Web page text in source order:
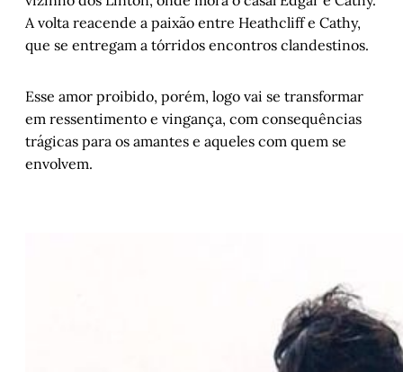
A volta reacende a paixão entre Heathcliff e Cathy,
que se entregam a tórridos encontros clandestinos.
Esse amor proibido, porém, logo vai se transformar
em ressentimento e vingança, com consequências
trágicas para os amantes e aqueles com quem se
envolvem.